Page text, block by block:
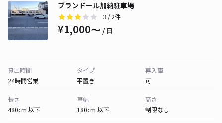
ブランドール加納駐車場
3 / 2件
¥1,000〜 / 日
貸出時間
24時間営業
タイプ
平置き
再入庫
可
長さ
480cm 以下
車幅
180cm 以下
高さ
制限なし